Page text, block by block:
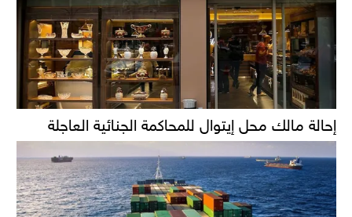
إحالة مالك محل إيتوال للمحاكمة الجنائية العاجلة